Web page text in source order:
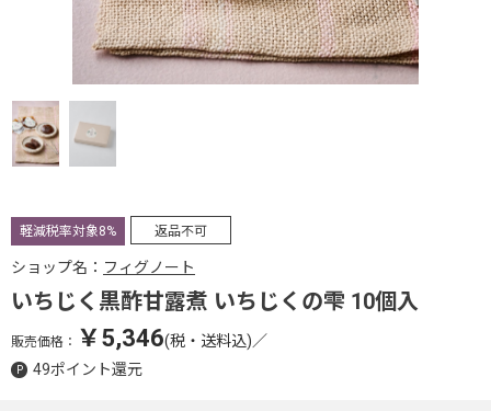
軽減税率対象8% 返品不可
ショップ名： フィグノート
いちじく黒酢甘露煮 いちじくの雫 10個入
販売価格： ￥5,346(税・送料込)／
49ポイント還元